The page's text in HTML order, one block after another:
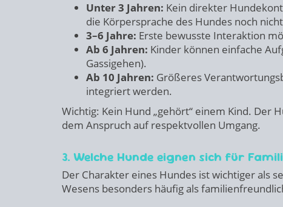
Unter 3 Jahren: Kein direkter
die Körpersprache des Hundes noch
3–6 Jahre: Erste bewusste Interaktion
Ab 6 Jahren: Kinder können einfache
Gassigehen).
Ab 10 Jahren: Größeres
integriert werden.
Wichtig: Kein Hund „gehört“ einem Kind. Der
dem Anspruch auf respektvollen Umgang.
3. Welche Hunde eignen sich für
Der Charakter eines Hundes ist wichtiger als
Wesens besonders häufig als